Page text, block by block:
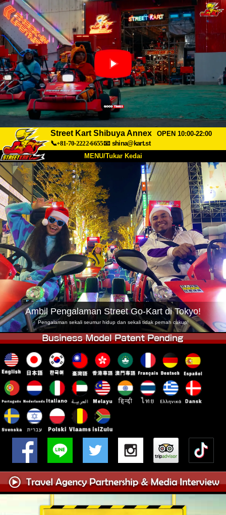
Street Kart Shibuya Annex
OPEN 10:00-22:00
📞+81-70-2222-6655📧 shina@kart.st
MENU/Tukar Kedai
Tentang Spesifikasi Harga
Akses Suara Soalan Lazim
Syarikat Tempahan
Tukar Kedai
Tokyo Shinagawa Tokyo Akihabara#1
Tokyo Akihabara#2 Tokyo Shibuya
Tokyo Shibuya Annex Tokyo Bay
Tokyo Asakusa Osaka
Okinawa
Ambil Pengalaman Street Go-Kart di Tokyo!
Pengalaman sekali seumur hidup dan sekali tidak pernah cukup!